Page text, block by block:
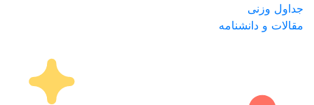
جداول وزنی
مقالات و دانشنامه